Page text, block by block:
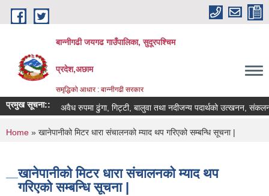
Skip to main content
बान्नीगढी जयगढ गाउँपालिका, सुदूरपश्चिम
प्रदेश,अछाम
समृद्धिको आधार : बान्नीगढी सरकार
प्रमुख सूचना:: अवैध रुपमा ढुंगा, गिट्टी, बालुवा तथा नदीजन्य पदार्थको उत्खनन,
You are here
Home » खानेपानीको मिटर धारा संचालनको म्याद थप गरिएको सम्बन्धि सूचना |
खानेपानीको मिटर धारा संचालनको म्याद थप
गरिएको सम्बन्धि सूचना |